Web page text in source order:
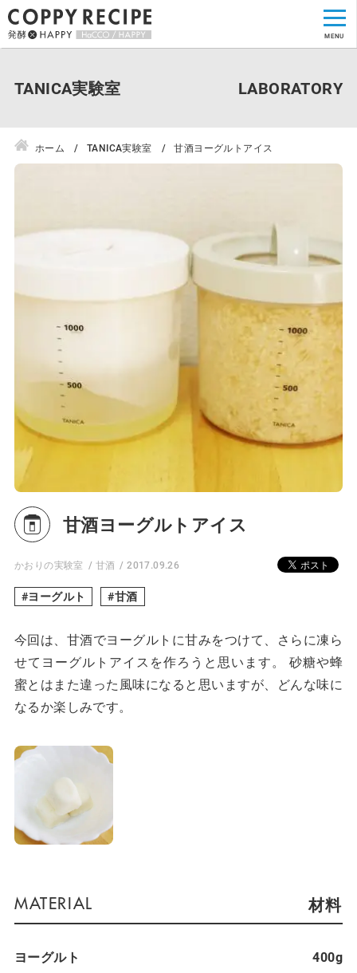
TANICA実験室
ホーム TANICA実験室 甘酒ヨーグルトアイス
甘酒ヨーグルトアイス
かおりの実験室 甘酒 2017.09.26
ヨーグルト 甘酒
今回は、甘酒でヨーグルトに甘みをつけて、さらに凍ら
せてヨーグルトアイスを作ろうと思います。 砂糖や蜂
蜜とはまた違った風味になると思いますが、どんな味に
なるか楽しみです。
材料
ヨーグルト
400g